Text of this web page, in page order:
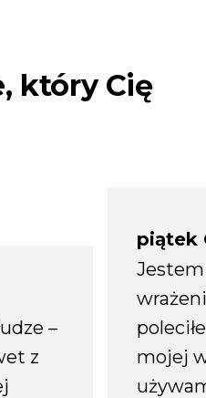
który Cię
–
z
piątek
mojej